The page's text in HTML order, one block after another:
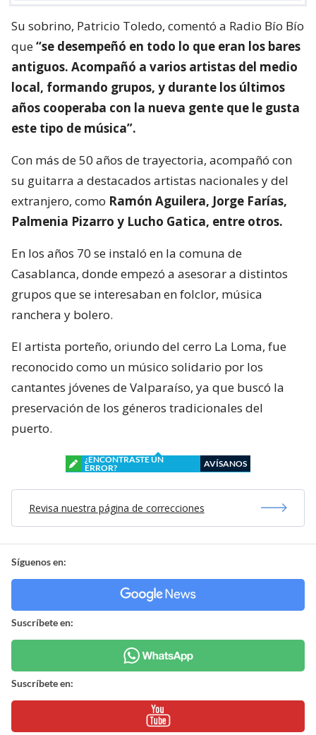
Su sobrino, Patricio Toledo, comentó a Radio Bío Bío
que“se desempeñó en todo lo que eran los bares
antiguos. Acompañó a varios artistas del medio
local, formando grupos, y durante los últimos
años cooperaba con la nueva gente que le gusta
este tipo de música”.
Con más de 50 años de trayectoria, acompañó con
su guitarra a destacados artistas nacionales y del
extranjero, como Ramón Aguilera, Jorge Farías,
Palmenia Pizarro y Lucho Gatica, entre otros.
En los años 70 se instaló en la comuna de
Casablanca, donde empezó a asesorar a distintos
grupos que se interesaban en folclor, música
ranchera y bolero.
El artista porteño, oriundo del cerro La Loma, fue
reconocido como un músico solidario por los
cantantes jóvenes de Valparaíso, ya que buscó la
preservación de los géneros tradicionales del
puerto.
¿ENCONTRASTE UN
ERROR?
AVÍSANOS
Revisa nuestra página de correcciones
Síguenos en:
Suscríbete en:
Suscríbete en: